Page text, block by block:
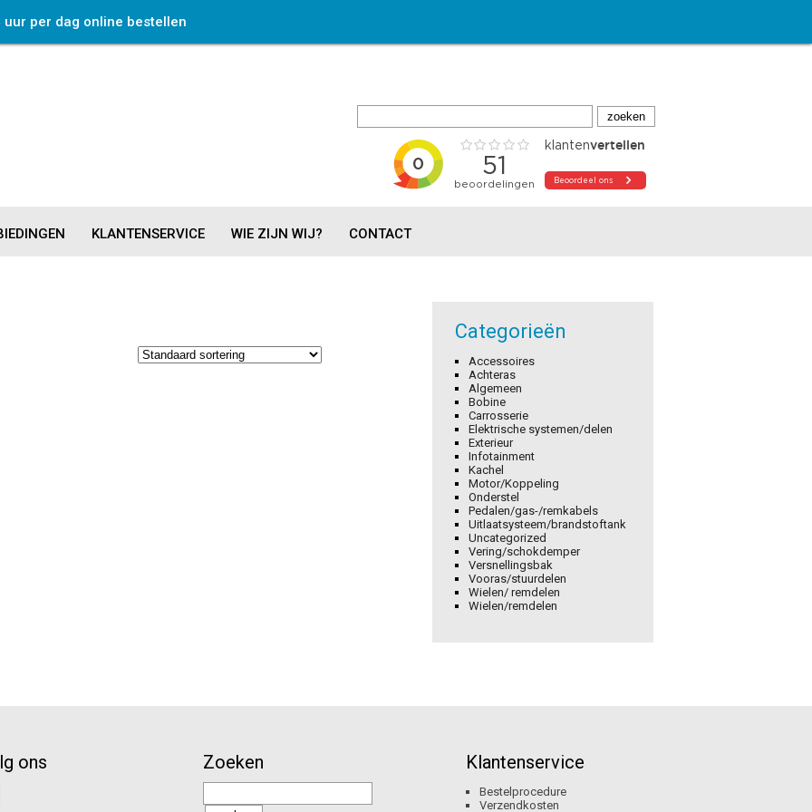
uur per dag online bestellen
KLANTENSERVICE WIE ZIJN WIJ? CONTACT
Categorieën
Accessoires
Achteras
Algemeen
Bobine
Carrosserie
Elektrische systemen/delen
Exterieur
Infotainment
Kachel
Motor/Koppeling
Onderstel
Pedalen/gas-/remkabels
Uitlaatsysteem/brandstoftank
Uncategorized
Vering/schokdemper
Versnellingsbak
Vooras/stuurdelen
Wielen/ remdelen
Wielen/remdelen
ons Zoeken Klantenservice
Bestelprocedure
Verzendkosten